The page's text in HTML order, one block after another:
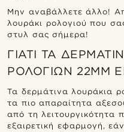
Μην αναβάλλετε άλλο!
λουράκι ρολογιού που
στυλ σας σήμερα!
ΓΙΑΤΊ ΤΑ
ΡΟΛΟΓΙΏΝ 22MM
Τα δερμάτινα λουράκια
τα πιο απαραίτητα
από τη λειτουργικότητα
εξαιρετική εφαρμογή,